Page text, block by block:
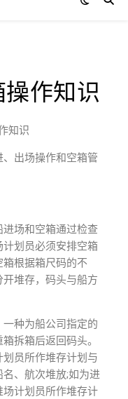
作知识
知识
出场操作和空箱管
场和空箱通过检查
划员必须安排空箱
根据箱尺码的不
堆存，码头与船方
种为船公司指定的
拆箱后返回码头。
员所作堆存计划与
、航次堆放;如为进
计划员所作堆存计